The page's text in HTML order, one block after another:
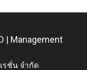
| Management
รชั่น จำกัด